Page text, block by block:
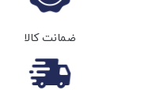
ضمانت کالا